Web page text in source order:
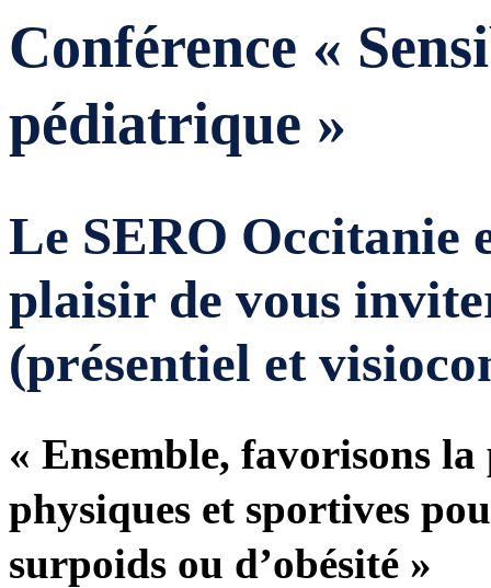
Conférence «
pédiatrique »
Le SERO Occitanie
plaisir de vous
(présentiel et
« Ensemble, favorisons
physiques et sportives
surpoids ou d’obésité »